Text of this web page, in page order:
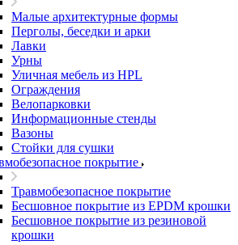
Малые архитектурные формы
Перголы, беседки и арки
Лавки
Урны
Уличная мебель из HPL
Ограждения
Велопарковки
Информационные стенды
Вазоны
Стойки для сушки
покрытие
Травмобезопасное покрытие
Бесшовное покрытие из EPDM крошки
Бесшовное покрытие из резиновой
крошки